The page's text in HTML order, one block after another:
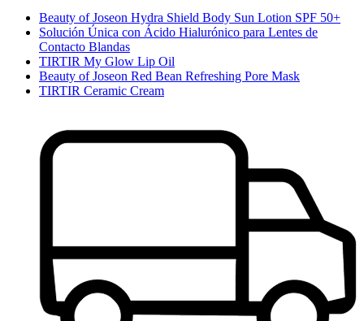
Beauty of Joseon Hydra Shield Body Sun Lotion SPF 50+
Solución Única con Ácido Hialurónico para Lentes de
Contacto Blandas
TIRTIR My Glow Lip Oil
Beauty of Joseon Red Bean Refreshing Pore Mask
TIRTIR Ceramic Cream